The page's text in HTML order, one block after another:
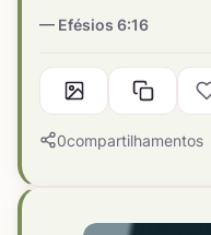
Efésios 6:16
0compartilhamentos